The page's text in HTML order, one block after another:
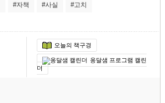
#자책 #사실 #고치
오늘의 책구경
옹달샘 프로그램 캘린
더